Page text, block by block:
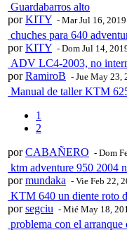
Guardabarros alto
porKITY - Mar Jul 16,
chuches para 640
porKITY - Dom Jul 14,
ADV LC4-2003, no
porRamiroB - Jue May 23,
Manual de taller KTM
1
2
porCABAÑERO - Dom
ktm adventure 950 2004
pormundaka - Vie Feb 22,
KTM 640 un diente roto
porsegciu - Mié May 18,
problema con el